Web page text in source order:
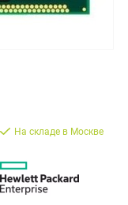
На складе в Москве